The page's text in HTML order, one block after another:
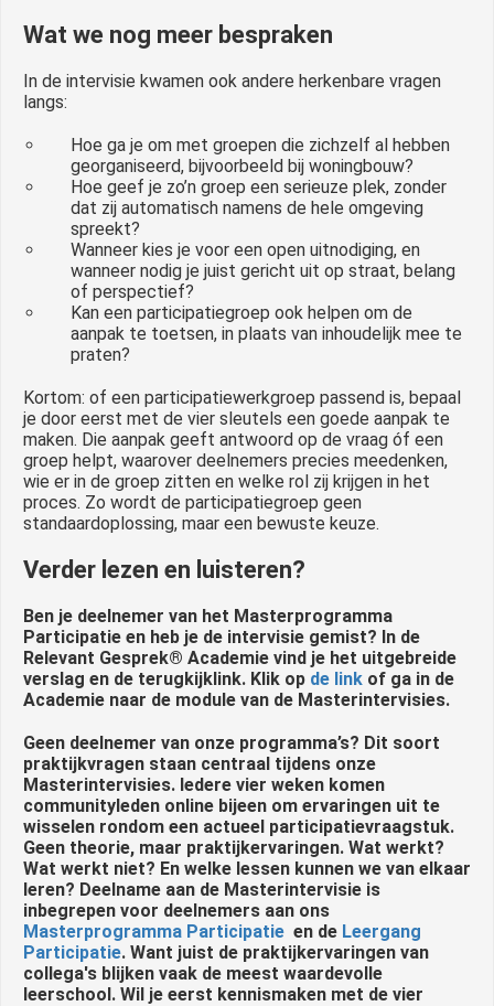
Wat we nog meer bespraken
In de intervisie kwamen ook andere herkenbare vragen
langs:
Hoe ga je om met groepen die zichzelf al hebben
georganiseerd, bijvoorbeeld bij woningbouw?
Hoe geef je zo’n groep een serieuze plek, zonder
dat zij automatisch namens de hele omgeving
spreekt?
Wanneer kies je voor een open uitnodiging, en
wanneer nodig je juist gericht uit op straat, belang
of perspectief?
Kan een participatiegroep ook helpen om de
aanpak te toetsen, in plaats van inhoudelijk mee te
praten?
Kortom: of een participatiewerkgroep passend is, bepaal
je door eerst met de vier sleutels een goede aanpak te
maken. Die aanpak geeft antwoord op de vraag óf een
groep helpt, waarover deelnemers precies meedenken,
wie er in de groep zitten en welke rol zij krijgen in het
proces. Zo wordt de participatiegroep geen
standaardoplossing, maar een bewuste keuze.
Verder lezen en luisteren?
Ben je deelnemer van het Masterprogramma
Participatie en heb je de intervisie gemist? In de
Relevant Gesprek® Academie vind je het uitgebreide
verslag en de terugkijklink. Klik op de link of ga in de
Academie naar de module van de Masterintervisies.
Geen deelnemer van onze programma’s? Dit soort
praktijkvragen staan centraal tijdens onze
Masterintervisies. Iedere vier weken komen
communityleden online bijeen om ervaringen uit te
wisselen rondom een actueel participatievraagstuk.
Geen theorie, maar praktijkervaringen. Wat werkt?
Wat werkt niet? En welke lessen kunnen we van elkaar
leren? Deelname aan de Masterintervisie is
inbegrepen voor deelnemers aan ons
Masterprogramma Participatie en de Leergang
Participatie. Want juist de praktijkervaringen van
collega's blijken vaak de meest waardevolle
leerschool. Wil je eerst kennismaken met de vier